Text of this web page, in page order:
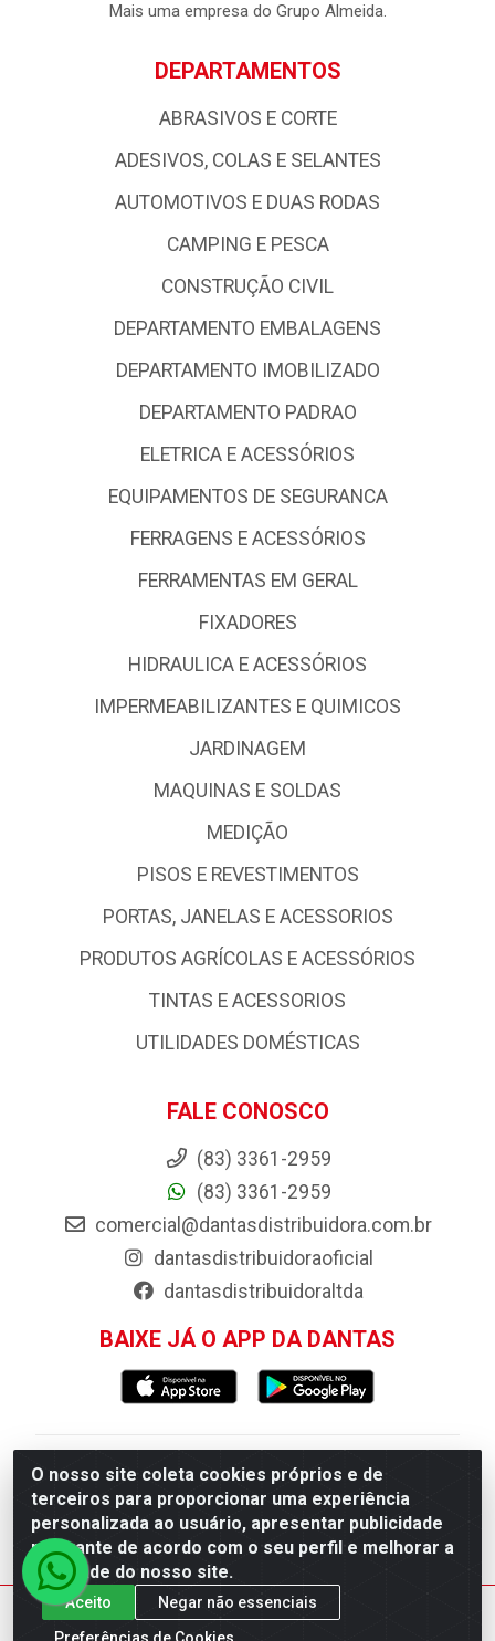
O nosso site coleta cookies próprios e de
terceiros para proporcionar uma experiência
personalizada ao usuário, apresentar publicidade
relevante de acordo com o seu perfil e melhorar a
qualidade do nosso site.
Aceito
Negar não essenciais
Preferências de Cookies
Mais uma empresa do Grupo Almeida.
DEPARTAMENTOS
ABRASIVOS E CORTE
ADESIVOS, COLAS E SELANTES
AUTOMOTIVOS E DUAS RODAS
CAMPING E PESCA
CONSTRUÇÃO CIVIL
DEPARTAMENTO EMBALAGENS
DEPARTAMENTO IMOBILIZADO
DEPARTAMENTO PADRAO
ELETRICA E ACESSÓRIOS
EQUIPAMENTOS DE SEGURANCA
FERRAGENS E ACESSÓRIOS
FERRAMENTAS EM GERAL
FIXADORES
HIDRAULICA E ACESSÓRIOS
IMPERMEABILIZANTES E QUIMICOS
JARDINAGEM
MAQUINAS E SOLDAS
MEDIÇÃO
PISOS E REVESTIMENTOS
PORTAS, JANELAS E ACESSORIOS
PRODUTOS AGRÍCOLAS E ACESSÓRIOS
TINTAS E ACESSORIOS
UTILIDADES DOMÉSTICAS
FALE CONOSCO
(83) 3361-2959
(83) 3361-2959
comercial@dantasdistribuidora.com.br
dantasdistribuidoraoficial
dantasdistribuidoraltda
BAIXE JÁ O APP DA DANTAS
Dantas Distribuidora - Rua Sebastião Araújo,
404 - Centro, Esperança/PB - CEP 58.135-
000 - CNPJ 09.046.825/0001-11